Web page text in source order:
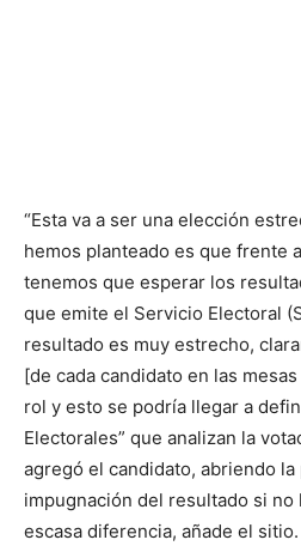
“Esta va a ser una elección
hemos planteado es que frente
tenemos que esperar los
que emite el Servicio Electoral
resultado es muy estrecho,
[de cada candidato en las
rol y esto se podría llegar a
Electorales” que analizan la
agregó el candidato, abriendo la
impugnación del resultado si
escasa diferencia, añade el sitio.